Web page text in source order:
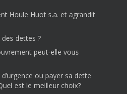
Houle Huot s.a. et agrandit
dettes ?
peut-elle vous
ou payer sa dette
est le meilleur choix?